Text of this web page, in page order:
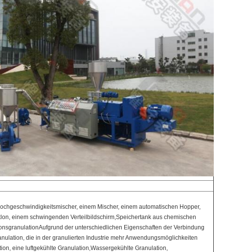
einem Mischer, einem automatischen Hopper,
einem schwingenden Verteilbildschirm,Speichertank aus chemischen
der unterschiedlichen Eigenschaften der Verbindung
die in der granulierten Industrie mehr Anwendungsmöglichkeiten
eine luftgekühlte Granulation,Wassergekühlte Granulation,